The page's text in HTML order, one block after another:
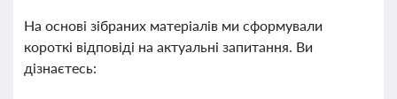
На основі зібраних матеріалів ми сформували
короткі відповіді на актуальні запитання. Ви
дізнаєтесь: